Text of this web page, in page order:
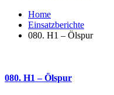
Home
Einsatzberichte
080. H1 – Ölspur
080. H1 – Ölspur